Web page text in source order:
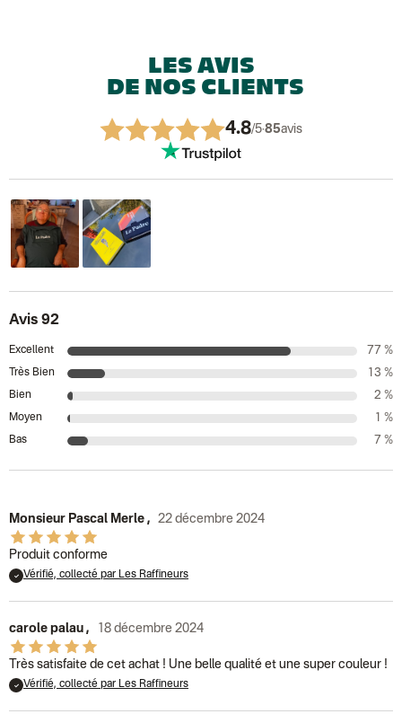
LES AVIS
DE NOS CLIENTS
4.8/5·85avis
Avis 92
Excellent 77 %
Très Bien 13 %
Bien 2 %
Moyen 1 %
Bas 7 %
Monsieur Pascal Merle , 22 décembre 2024
Produit conforme
Vérifié, collecté par Les Raffineurs
carole palau , 18 décembre 2024
Très satisfaite de cet achat ! Une belle qualité et une super couleur !
Vérifié, collecté par Les Raffineurs